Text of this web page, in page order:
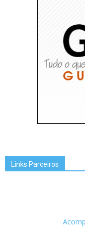
Links Parceiros